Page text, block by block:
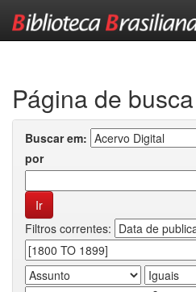
Página de busca
Buscar em:
por
Filtros correntes: